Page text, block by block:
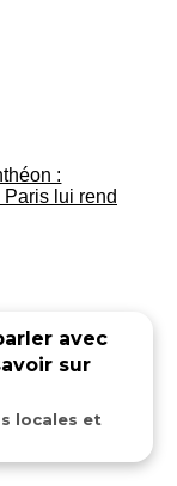
:
Paris lui rend
avec
sur
locales et